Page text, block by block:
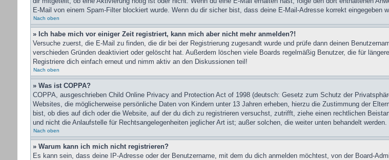
E-Mail von einem Spam-Filter blockiert wurde. Wenn du dir sicher bist, dass deine E-Mail-Adresse korrekt eingegeben
Nach oben
» Ich habe mich vor einiger Zeit registriert, kann mich aber nicht mehr anmelden?!
Versuche zuerst, die E-Mail zu finden, die dir bei der Registrierung zugesandt wurde und prüfe dann deinen
verschieden Gründen deaktiviert oder gelöscht hat. Außerdem löschen viele Boards regelmäßig Benutzer, die für
Registriere dich einfach erneut und nimm aktiv an den Diskussionen teil!
Nach oben
» Was ist COPPA?
COPPA, ausgeschrieben Child Online Privacy and Protection Act of 1998 (deutsch: Gesetz zum Schutz der
Websites, die möglicherweise persönliche Daten von Kindern unter 13 Jahren erheben, hierzu die Zustimmung der
bist, ob dies auf dich oder die Website, auf der du dich zu registrieren versuchst, zutrifft, ziehe einen rechtlichen
und nicht die Anlaufstelle für Rechtsangelegenheiten jeglicher Art ist; außer solchen, die weiter unten behandelt werden.
Nach oben
» Warum kann ich mich nicht registrieren?
Es kann sein, dass deine IP-Adresse oder der Benutzername, mit dem du dich anmelden möchtest, von der Board-